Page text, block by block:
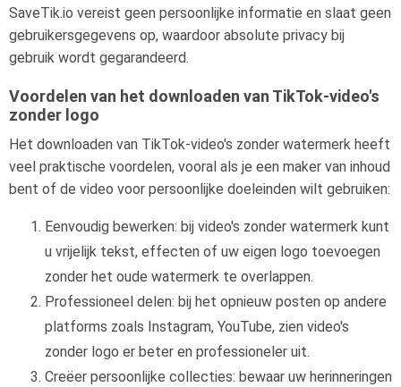
SaveTik.io vereist geen persoonlijke informatie en slaat geen
gebruikersgegevens op, waardoor absolute privacy bij
gebruik wordt gegarandeerd.
Voordelen van het downloaden van TikTok-video's
zonder logo
Het downloaden van TikTok-video's zonder watermerk heeft
veel praktische voordelen, vooral als je een maker van inhoud
bent of de video voor persoonlijke doeleinden wilt gebruiken:
Eenvoudig bewerken: bij video's zonder watermerk kunt
u vrijelijk tekst, effecten of uw eigen logo toevoegen
zonder het oude watermerk te overlappen.
Professioneel delen: bij het opnieuw posten op andere
platforms zoals Instagram, YouTube, zien video's
zonder logo er beter en professioneler uit.
Creëer persoonlijke collecties: bewaar uw herinneringen